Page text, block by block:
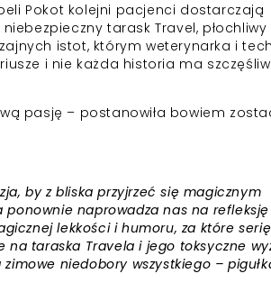
Pokot kolejni pacjenci dostarczają
tarask Travel, płochliwy
istot, którym weterynarka i
i nie każda historia ma
pasję – postanowiła bowiem
by z bliska przyjrzeć się magicznym
ponownie naprowadza nas na
lekkości i humoru, za które serię
na taraska Travela i jego toksyczne
niedobory wszystkiego –